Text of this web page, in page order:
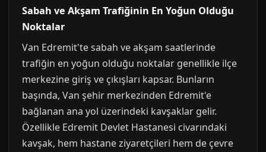
Sabah ve Akşam Trafiğinin En Yoğun Olduğu
Noktalar
Van Edremit'te sabah ve akşam saatlerinde
trafiğin en yoğun olduğu noktalar genellikle ilçe
merkezine giriş ve çıkışları kapsar. Bunların
başında, Van şehir merkezinden Edremit'e
bağlanan ana yol üzerindeki kavşaklar gelir.
Özellikle Edremit Devlet Hastanesi civarındaki
kavşak, hem hastane ziyaretçileri hem de çevre